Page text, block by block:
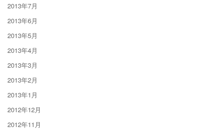
2013年7月
2013年6月
2013年5月
2013年4月
2013年3月
2013年2月
2013年1月
2012年12月
2012年11月